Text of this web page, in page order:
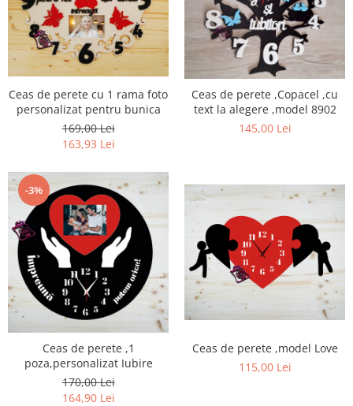
Ceas de perete cu 1 rama foto
personalizat pentru bunica
169,00 Lei
163,93 Lei
Ceas de perete ,Copacel ,cu
text la alegere ,model 8902
145,00 Lei
-3%
Ceas de perete ,1
poza,personalizat Iubire
170,00 Lei
164,90 Lei
Ceas de perete ,model Love
115,00 Lei